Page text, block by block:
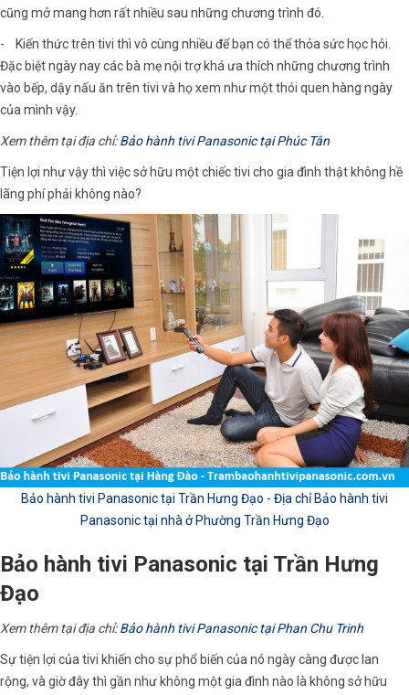
cũng mở mang hơn rất nhiều sau những chương trình đó.
- Kiến thức trên tivi thì vô cùng nhiều để bạn có thể thỏa sức học hỏi.
Đặc biệt ngày nay các bà mẹ nội trợ khá ưa thích những chương trình
vào bếp, dậy nấu ăn trên tivi và họ xem như một thói quen hàng ngày
của mình vậy.
Xem thêm tại địa chỉ:Bảo hành tivi Panasonic tại Phúc Tân
Tiện lợi như vậy thì việc sở hữu một chiếc tivi cho gia đình thật không hề
lãng phí phải không nào?
Bảo hành tivi Panasonic tại Trần Hưng Đạo - Địa chỉ Bảo hành tivi
Panasonic tại nhà ở Phường Trần Hưng Đạo
Bảo hành tivi Panasonic tại Trần Hưng
Đạo
Xem thêm tại địa chỉ:Bảo hành tivi Panasonic tại Phan Chu Trinh
Sự tiện lợi của tivi khiến cho sự phổ biến của nó ngày càng được lan
rộng, và giờ đây thì gần như không một gia đình nào là không sở hữu